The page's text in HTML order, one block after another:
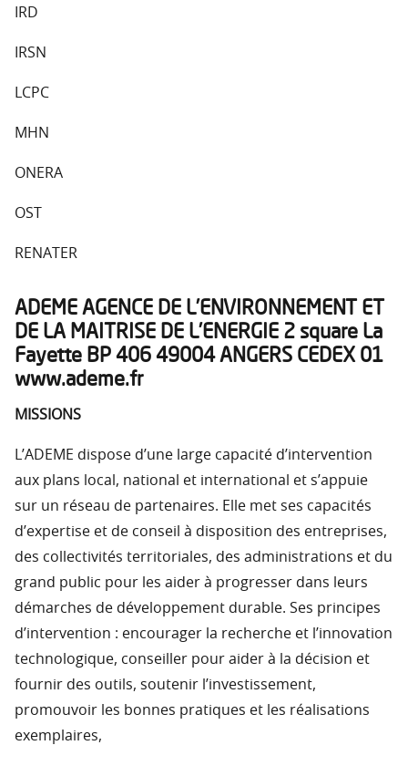
IRD
IRSN
LCPC
MHN
ONERA
OST
RENATER
ADEME AGENCE DE L’ENVIRONNEMENT ET
DE LA MAITRISE DE L’ENERGIE 2 square La
Fayette BP 406 49004 ANGERS CEDEX 01
www.ademe.fr
MISSIONS
L’ADEME dispose d’une large capacité d’intervention
aux plans local, national et international et s’appuie
sur un réseau de partenaires. Elle met ses capacités
d’expertise et de conseil à disposition des entreprises,
des collectivités territoriales, des administrations et du
grand public pour les aider à progresser dans leurs
démarches de développement durable. Ses principes
d’intervention : encourager la recherche et l’innovation
technologique, conseiller pour aider à la décision et
fournir des outils, soutenir l’investissement,
promouvoir les bonnes pratiques et les réalisations
exemplaires,